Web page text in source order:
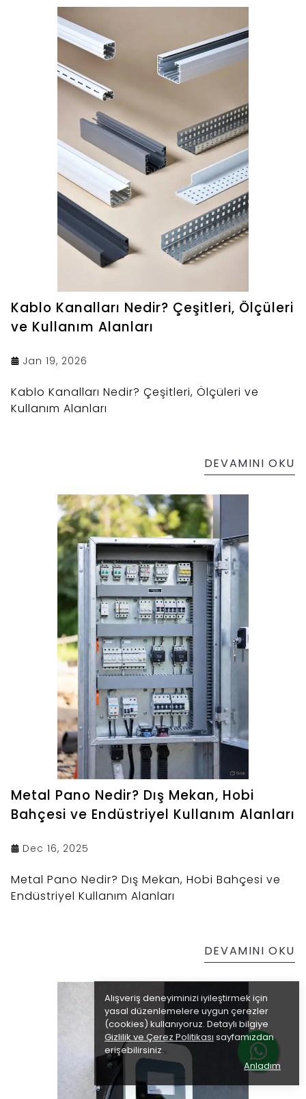
Alışveriş deneyiminizi iyileştirmek için
yasal düzenlemelere uygun çerezler
(cookies) kullanıyoruz. Detaylı bilgiye
Gizlilik ve Çerez Politikası sayfamızdan
erişebilirsiniz.
Anladım
Kablo Kanalları Nedir? Çeşitleri, Ölçüleri
ve Kullanım Alanları
Jan 19, 2026
Kablo Kanalları Nedir? Çeşitleri, Ölçüleri ve
Kullanım Alanları
DEVAMINI OKU
Metal Pano Nedir? Dış Mekan, Hobi
Bahçesi ve Endüstriyel Kullanım Alanları
Dec 16, 2025
Metal Pano Nedir? Dış Mekan, Hobi Bahçesi ve
Endüstriyel Kullanım Alanları
DEVAMINI OKU